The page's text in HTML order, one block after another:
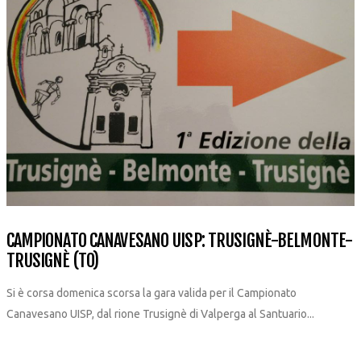
CAMPIONATO CANAVESANO UISP: TRUSIGNÈ-BELMONTE-
TRUSIGNÈ (TO)
Si è corsa domenica scorsa la gara valida per il Campionato
Canavesano UISP, dal rione Trusignè di Valperga al Santuario...